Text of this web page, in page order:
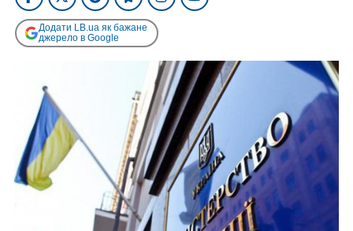
Додати LB.ua як бажане
джерело в Google